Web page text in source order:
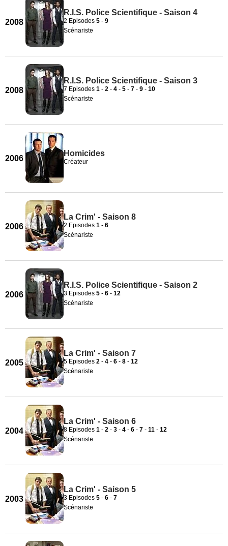
2008
R.I.S. Police Scientifique - Saison 4
2 Episodes 5 - 9
Scénariste
2008
R.I.S. Police Scientifique - Saison 3
7 Episodes 1 - 2 - 4 - 5 - 7 - 9 - 10
Scénariste
2006
Homicides
Créateur
2006
La Crim' - Saison 8
2 Episodes 1 - 6
Scénariste
2006
R.I.S. Police Scientifique - Saison 2
3 Episodes 5 - 6 - 12
Scénariste
2005
La Crim' - Saison 7
5 Episodes 2 - 4 - 6 - 8 - 12
Scénariste
2004
La Crim' - Saison 6
8 Episodes 1 - 2 - 3 - 4 - 6 - 7 - 11 - 12
Scénariste
2003
La Crim' - Saison 5
3 Episodes 5 - 6 - 7
Scénariste